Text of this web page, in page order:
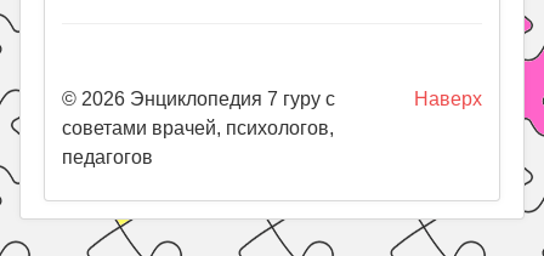
Наверх
© 2026 Энциклопедия 7 гуру с
советами врачей, психологов,
педагогов